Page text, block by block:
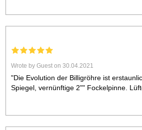
Wrote by Guest on 30.04.2021
"Die Evolution der Billigröhre ist
Spiegel, vernünftige 2"" Fockelpinne.